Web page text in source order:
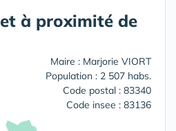
et à proximité de
Maire : Marjorie VIORT
Population : 2 507 habs.
Code postal : 83340
Code insee : 83136